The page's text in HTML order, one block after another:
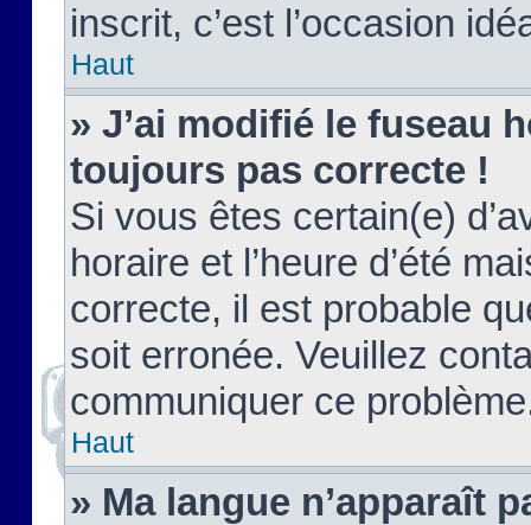
inscrit, c’est l’occasion
Haut
» J’ai modifié le fuseau
toujours pas correcte !
Si vous êtes certain(e)
horaire et l’heure d’été
correcte, il est probable
soit erronée. Veuillez
communiquer ce
Haut
» Ma langue n’apparaît